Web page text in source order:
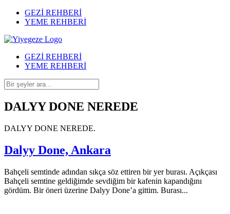
GEZİ REHBERİ
YEME REHBERİ
GEZİ REHBERİ
YEME REHBERİ
DALYY DONE NEREDE
DALYY DONE NEREDE.
Dalyy Done, Ankara
Bahçeli semtinde adından sıkça söz ettiren bir yer burası. Açıkçası
Bahçeli semtine geldiğimde sevdiğim bir kafenin kapandığını
gördüm. Bir öneri üzerine Dalyy Done’a gittim. Burası...